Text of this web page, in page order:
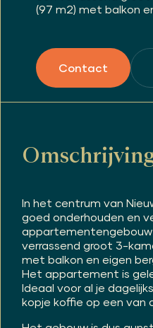
(97 m2) met balkon
Contact
In het centrum van
goed onderhouden en
verrassend groot 3-
met balkon en eigen
Het appartement is
Ideaal voor al je
kopje koffie op een van